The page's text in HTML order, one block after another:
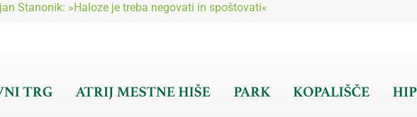
Stanonik: »Haloze je treba negovati in spoštovati«